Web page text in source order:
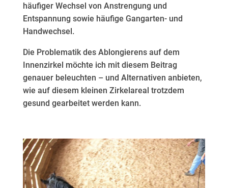
häufiger Wechsel von Anstrengung und
Entspannung sowie häufige Gangarten- und
Handwechsel.
Die Problematik des Ablongierens auf dem
Innenzirkel möchte ich mit diesem Beitrag
genauer beleuchten – und Alternativen anbieten,
wie auf diesem kleinen Zirkelareal trotzdem
gesund gearbeitet werden kann.